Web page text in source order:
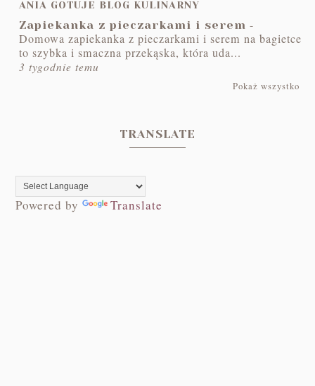
ANIA GOTUJE BLOG KULINARNY
Zapiekanka z pieczarkami i serem -
Domowa zapiekanka z pieczarkami i serem na bagietce
to szybka i smaczna przekąska, która uda...
3 tygodnie temu
Pokaż wszystko
TRANSLATE
Powered by Translate